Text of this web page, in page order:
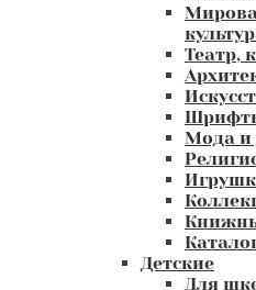
Театр,
Мода и
Детские
Для